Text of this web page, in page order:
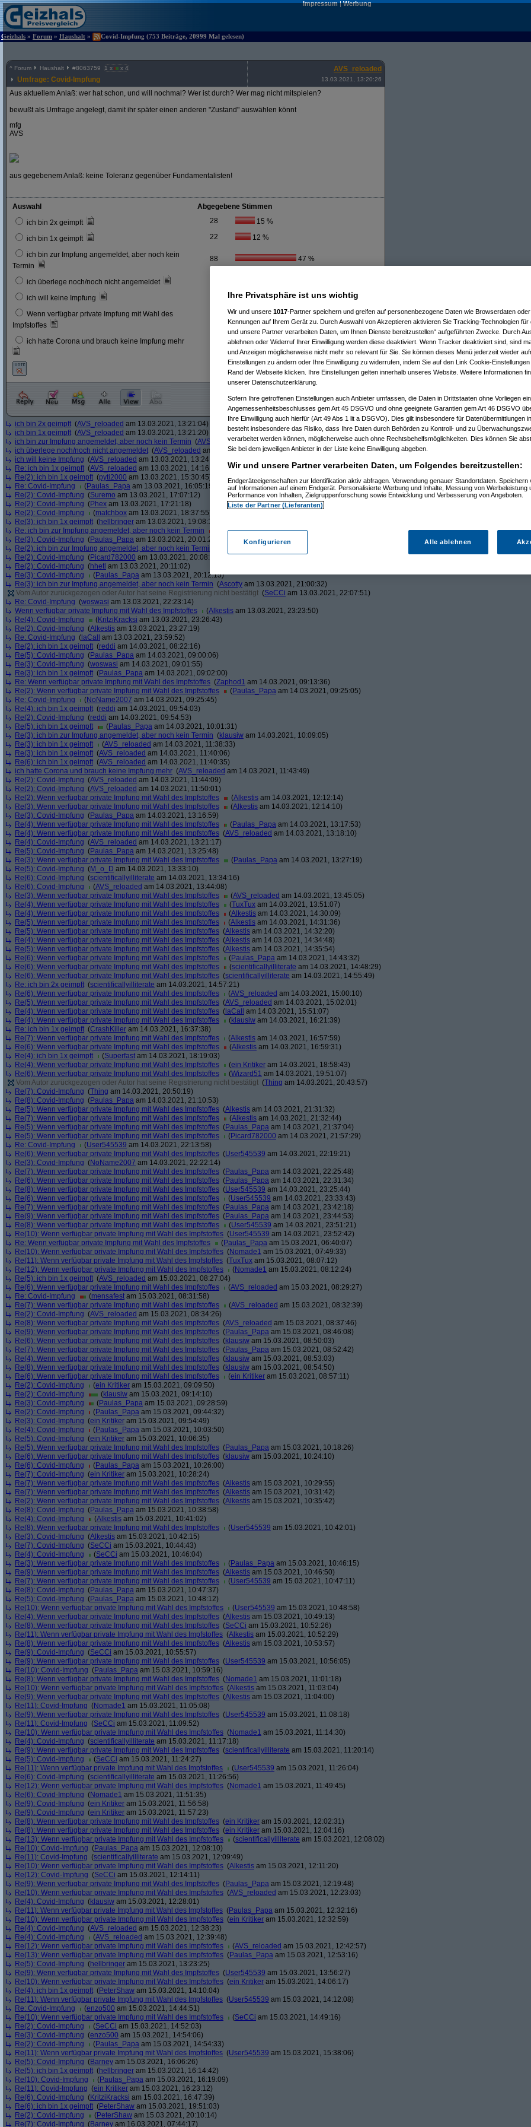
Impressum|Werbung
Geizhals » Forum » Haushalt » Covid-Impfung (753 Beiträge, 20999 Mal gelesen)
^ Forum Haushalt #8063759 1 x x 4
Umfrage: Covid-Impfung
AVS_reloaded
13.03.2021, 13:20:26
Aus aktuellem Anlaß: wer hat schon, und will nochmal? Wer ist durch? Wer mag nicht mitspielen?
bewußt als Umfrage angelegt, damit ihr später einen anderen "Zustand" auswählen könnt
mfg
AVS
aus gegebenem Anlaß: keine Toleranz gegenüber Fundamentalisten!
Auswahl
Abgegebene Stimmen
ich bin 2x geimpft
28 15 %
ich bin 1x geimpft 22 12 %
ich bin zur Impfung angemeldet, aber noch kein
Termin
88 47 %
ich überlege noch/noch nicht angemeldet
ich will keine Impfung 12 %
Wenn verfügbar private Impfung mit Wahl des
Impfstoffes
ich hatte Corona und brauch keine Impfung mehr 4 %
ich bin 2x geimpft (AVS_reloaded am 13.03.2021, 13:21:04)
ich bin 1x geimpft (AVS_reloaded am 13.03.2021, 13:21:20)
ich bin zur Impfung angemeldet, aber noch kein Termin (AVS_reloadedam 13.03.2021, 13:22:08)
ich überlege noch/noch nicht angemeldet (AVS_reloaded am 13.03.2021, 13:23:55)
ich will keine Impfung (AVS_reloaded am 13.03.2021, 13:24:12)
Re: ich bin 1x geimpft (AVS_reloaded am 13.03.2021, 14:16:51)
Re(2): ich bin 1x geimpft (pyti2000 am 13.03.2021, 15:30:45)
Re: Covid-Impfung
(Paulas_Papa am 13.03.2021, 16:05:19)
Re(2): Covid-Impfung (Suremo am 13.03.2021, 17:07:12)
Re(2): Covid-Impfung (Phex am 13.03.2021, 17:21:18)
Re(2): Covid-Impfung
(matchbox am 13.03.2021, 18:37:55)
Re(3): ich bin 1x geimpft (hellbringer am 13.03.2021, 19:08:15)
Re: ich bin zur Impfung angemeldet, aber noch kein Termin
Ascottyam 13.03.2021, 19:14:53)
Re(3): Covid-Impfung (Paulas_Papa am 13.03.2021, 20:01:29)
Re(2): ich bin zur Impfung angemeldet, aber noch kein Termin
Re(2): Covid-Impfung (Picard782000 am 13.03.2021, 20:08:50)
Re(2): Covid-Impfung (hhetl am 13.03.2021, 20:11:02)
Re(3): Covid-Impfung
(Paulas_Papa am 13.03.2021, 20:12:15)
Re(3): ich bin zur Impfung angemeldet, aber noch kein Termin (Ascotty am 13.03.2021, 21:00:32)
Vom Autor zurückgezogen oder Autor hat seine Registrierung nicht bestätigt (SeCCi am 13.03.2021, 22:07:51)
Re: Covid-Impfung (woswasi am 13.03.2021, 22:23:14)
Wenn verfügbar private Impfung mit Wahl des Impfstoffes
(Alkestis am 13.03.2021, 23:23:50)
Re(4): Covid-Impfung
(KritziKracksi am 13.03.2021, 23:26:43)
Re(2): Covid-Impfung (Alkestis am 13.03.2021, 23:27:19)
Re: Covid-Impfung ( laCall
am 13.03.2021, 23:59:52)
Re(2): ich bin 1x geimpft (reddi am 14.03.2021, 08:22:16)
Re(5): Covid-Impfung (Paulas_Papa am 14.03.2021, 09:00:06)
Re(3): Covid-Impfung (woswasi am 14.03.2021, 09:01:55)
Re(3): ich bin 1x geimpft (Paulas_Papa am 14.03.2021, 09:02:00)
Re: Wenn verfügbar private Impfung mit Wahl des Impfstoffes (Zaphod1 am 14.03.2021, 09:13:36)
Re(2): Wenn verfügbar private Impfung mit Wahl des Impfstoffes
(Paulas_Papa am 14.03.2021, 09:25:05)
Re: Covid-Impfung
(NoName2007 am 14.03.2021, 09:25:45)
Re(4): ich bin 1x geimpft (reddi am 14.03.2021, 09:54:03)
Re(2): Covid-Impfung (reddi am 14.03.2021, 09:54:53)
Re(5): ich bin 1x geimpft
(Paulas_Papa am 14.03.2021, 10:01:31)
Re(3): ich bin zur Impfung angemeldet, aber noch kein Termin (klausiw am 14.03.2021, 10:09:05)
Re(3): ich bin 1x geimpft
(AVS_reloaded am 14.03.2021, 11:38:33)
Re(3): ich bin 1x geimpft (AVS_reloaded am 14.03.2021, 11:40:06)
Re(6): ich bin 1x geimpft (AVS_reloaded am 14.03.2021, 11:40:35)
ich hatte Corona und brauch keine Impfung mehr (AVS_reloaded am 14.03.2021, 11:43:49)
Re(2): Covid-Impfung (AVS_reloaded am 14.03.2021, 11:44:09)
Re(2): Covid-Impfung (AVS_reloaded am 14.03.2021, 11:50:01)
Re(2): Wenn verfügbar private Impfung mit Wahl des Impfstoffes
(Alkestis am 14.03.2021, 12:12:14)
Re(3): Wenn verfügbar private Impfung mit Wahl des Impfstoffes
(Alkestis am 14.03.2021, 12:14:10)
Re(3): Covid-Impfung (Paulas_Papa am 14.03.2021, 13:16:59)
Re(4): Wenn verfügbar private Impfung mit Wahl des Impfstoffes
(Paulas_Papa am 14.03.2021, 13:17:53)
Re(4): Wenn verfügbar private Impfung mit Wahl des Impfstoffes (AVS_reloaded am 14.03.2021, 13:18:10)
Re(4): Covid-Impfung (AVS_reloaded am 14.03.2021, 13:21:17)
Re(5): Covid-Impfung (Paulas_Papa am 14.03.2021, 13:25:48)
Re(3): Wenn verfügbar private Impfung mit Wahl des Impfstoffes
(Paulas_Papa am 14.03.2021, 13:27:19)
Re(5): Covid-Impfung (M_o_D am 14.03.2021, 13:33:10)
Re(6): Covid-Impfung (scientificallyilliterate am 14.03.2021, 13:34:16)
Re(6): Covid-Impfung
(AVS_reloaded am 14.03.2021, 13:44:08)
Re(3): Wenn verfügbar private Impfung mit Wahl des Impfstoffes
(AVS_reloaded am 14.03.2021, 13:45:05)
Re(4): Wenn verfügbar private Impfung mit Wahl des Impfstoffes
(TuxTux am 14.03.2021, 13:51:07)
Re(4): Wenn verfügbar private Impfung mit Wahl des Impfstoffes
(Alkestis am 14.03.2021, 14:30:09)
Re(5): Wenn verfügbar private Impfung mit Wahl des Impfstoffes
(Alkestis am 14.03.2021, 14:31:36)
Re(5): Wenn verfügbar private Impfung mit Wahl des Impfstoffes (Alkestis am 14.03.2021, 14:32:20)
Re(4): Wenn verfügbar private Impfung mit Wahl des Impfstoffes (Alkestis am 14.03.2021, 14:34:48)
Re(5): Wenn verfügbar private Impfung mit Wahl des Impfstoffes (Alkestis am 14.03.2021, 14:35:54)
Re(6): Wenn verfügbar private Impfung mit Wahl des Impfstoffes
(Paulas_Papa am 14.03.2021, 14:43:32)
Re(6): Wenn verfügbar private Impfung mit Wahl des Impfstoffes
(scientificallyilliterate am 14.03.2021, 14:48:29)
Re(6): Wenn verfügbar private Impfung mit Wahl des Impfstoffes (scientificallyilliterate am 14.03.2021, 14:55:49)
Re: ich bin 2x geimpft (scientificallyilliterate am 14.03.2021, 14:57:21)
Re(6): Wenn verfügbar private Impfung mit Wahl des Impfstoffes
(AVS_reloaded am 14.03.2021, 15:00:10)
Re(5): Wenn verfügbar private Impfung mit Wahl des Impfstoffes (AVS_reloaded am 14.03.2021, 15:02:01)
Re(4): Wenn verfügbar private Impfung mit Wahl des Impfstoffes ( laCall
am 14.03.2021, 15:51:07)
Re(4): Wenn verfügbar private Impfung mit Wahl des Impfstoffes
(klausiw am 14.03.2021, 16:21:39)
Re: ich bin 1x geimpft (CrashKiller am 14.03.2021, 16:37:38)
Re(7): Wenn verfügbar private Impfung mit Wahl des Impfstoffes
(Alkestis am 14.03.2021, 16:57:59)
Re(6): Wenn verfügbar private Impfung mit Wahl des Impfstoffes
(Alkestis am 14.03.2021, 16:59:31)
Re(4): ich bin 1x geimpft
(Superfast am 14.03.2021, 18:19:03)
Re(4): Wenn verfügbar private Impfung mit Wahl des Impfstoffes
(ein Kritiker am 14.03.2021, 18:58:43)
Re(6): Wenn verfügbar private Impfung mit Wahl des Impfstoffes
(Wizard51 am 14.03.2021, 19:51:07)
Vom Autor zurückgezogen oder Autor hat seine Registrierung nicht bestätigt (Thing am 14.03.2021, 20:43:57)
Re(7): Covid-Impfung (Thing am 14.03.2021, 20:50:19)
Re(8): Covid-Impfung (Paulas_Papa am 14.03.2021, 21:10:53)
Re(5): Wenn verfügbar private Impfung mit Wahl des Impfstoffes (Alkestis am 14.03.2021, 21:31:32)
Re(7): Wenn verfügbar private Impfung mit Wahl des Impfstoffes
(Alkestis am 14.03.2021, 21:32:44)
Re(5): Wenn verfügbar private Impfung mit Wahl des Impfstoffes (Paulas_Papa am 14.03.2021, 21:37:04)
Re(5): Wenn verfügbar private Impfung mit Wahl des Impfstoffes
(Picard782000 am 14.03.2021, 21:57:29)
Re: Covid-Impfung
(User545539 am 14.03.2021, 22:13:58)
Re(6): Wenn verfügbar private Impfung mit Wahl des Impfstoffes (User545539 am 14.03.2021, 22:19:21)
Re(3): Covid-Impfung (NoName2007 am 14.03.2021, 22:22:14)
Re(7): Wenn verfügbar private Impfung mit Wahl des Impfstoffes (Paulas_Papa am 14.03.2021, 22:25:48)
Re(6): Wenn verfügbar private Impfung mit Wahl des Impfstoffes (Paulas_Papa am 14.03.2021, 22:31:34)
Re(8): Wenn verfügbar private Impfung mit Wahl des Impfstoffes (User545539 am 14.03.2021, 23:25:44)
Re(6): Wenn verfügbar private Impfung mit Wahl des Impfstoffes
(User545539 am 14.03.2021, 23:33:43)
Re(7): Wenn verfügbar private Impfung mit Wahl des Impfstoffes (Paulas_Papa am 14.03.2021, 23:42:18)
Re(9): Wenn verfügbar private Impfung mit Wahl des Impfstoffes (Paulas_Papa am 14.03.2021, 23:44:53)
Re(8): Wenn verfügbar private Impfung mit Wahl des Impfstoffes
(User545539 am 14.03.2021, 23:51:21)
Re(10): Wenn verfügbar private Impfung mit Wahl des Impfstoffes (User545539 am 14.03.2021, 23:52:42)
Re: Wenn verfügbar private Impfung mit Wahl des Impfstoffes
(Paulas_Papa am 15.03.2021, 06:40:07)
Re(10): Wenn verfügbar private Impfung mit Wahl des Impfstoffes (Nomade1 am 15.03.2021, 07:49:33)
Re(11): Wenn verfügbar private Impfung mit Wahl des Impfstoffes (TuxTux am 15.03.2021, 08:07:12)
Re(12): Wenn verfügbar private Impfung mit Wahl des Impfstoffes
(Nomade1 am 15.03.2021, 08:12:24)
Re(5): ich bin 1x geimpft (AVS_reloaded am 15.03.2021, 08:27:04)
Re(6): Wenn verfügbar private Impfung mit Wahl des Impfstoffes
(AVS_reloaded am 15.03.2021, 08:29:27)
Re: Covid-Impfung
(mensafest am 15.03.2021, 08:31:58)
Re(7): Wenn verfügbar private Impfung mit Wahl des Impfstoffes
(AVS_reloaded am 15.03.2021, 08:32:39)
Re(2): Covid-Impfung (AVS_reloaded am 15.03.2021, 08:34:26)
Re(8): Wenn verfügbar private Impfung mit Wahl des Impfstoffes (AVS_reloaded am 15.03.2021, 08:37:46)
Re(9): Wenn verfügbar private Impfung mit Wahl des Impfstoffes (Paulas_Papa am 15.03.2021, 08:46:08)
Re(6): Wenn verfügbar private Impfung mit Wahl des Impfstoffes (klausiw am 15.03.2021, 08:50:03)
Re(7): Wenn verfügbar private Impfung mit Wahl des Impfstoffes (Paulas_Papa am 15.03.2021, 08:52:42)
Re(4): Wenn verfügbar private Impfung mit Wahl des Impfstoffes (klausiw am 15.03.2021, 08:53:03)
Re(8): Wenn verfügbar private Impfung mit Wahl des Impfstoffes (klausiw am 15.03.2021, 08:54:50)
Re(6): Wenn verfügbar private Impfung mit Wahl des Impfstoffes
(ein Kritiker am 15.03.2021, 08:57:11)
Re(2): Covid-Impfung
(ein Kritiker am 15.03.2021, 09:09:50)
Re(2): Covid-Impfung
(klausiw am 15.03.2021, 09:14:10)
Re(3): Covid-Impfung
(Paulas_Papa am 15.03.2021, 09:28:59)
Re(2): Covid-Impfung
(Paulas_Papa am 15.03.2021, 09:44:32)
Re(3): Covid-Impfung (ein Kritiker am 15.03.2021, 09:54:49)
Re(4): Covid-Impfung
(Paulas_Papa am 15.03.2021, 10:03:50)
Re(5): Covid-Impfung (ein Kritiker am 15.03.2021, 10:06:35)
Re(5): Wenn verfügbar private Impfung mit Wahl des Impfstoffes (Paulas_Papa am 15.03.2021, 10:18:26)
Re(6): Wenn verfügbar private Impfung mit Wahl des Impfstoffes (klausiw am 15.03.2021, 10:24:10)
Re(6): Covid-Impfung
(Paulas_Papa am 15.03.2021, 10:26:00)
Re(7): Covid-Impfung (ein Kritiker am 15.03.2021, 10:28:24)
Re(7): Wenn verfügbar private Impfung mit Wahl des Impfstoffes (Alkestis am 15.03.2021, 10:29:55)
Re(7): Wenn verfügbar private Impfung mit Wahl des Impfstoffes (Alkestis am 15.03.2021, 10:31:42)
Re(2): Wenn verfügbar private Impfung mit Wahl des Impfstoffes (Alkestis am 15.03.2021, 10:35:42)
Re(8): Covid-Impfung (Paulas_Papa am 15.03.2021, 10:38:58)
Re(4): Covid-Impfung
(Alkestis am 15.03.2021, 10:41:02)
Re(8): Wenn verfügbar private Impfung mit Wahl des Impfstoffes
(User545539 am 15.03.2021, 10:42:01)
Re(3): Covid-Impfung (Alkestis am 15.03.2021, 10:42:15)
Re(7): Covid-Impfung (SeCCi am 15.03.2021, 10:44:43)
Re(4): Covid-Impfung
(SeCCi am 15.03.2021, 10:46:04)
Re(3): Wenn verfügbar private Impfung mit Wahl des Impfstoffes
(Paulas_Papa am 15.03.2021, 10:46:15)
Re(9): Wenn verfügbar private Impfung mit Wahl des Impfstoffes (Alkestis am 15.03.2021, 10:46:50)
Re(7): Wenn verfügbar private Impfung mit Wahl des Impfstoffes
(User545539 am 15.03.2021, 10:47:11)
Re(8): Covid-Impfung (Paulas_Papa am 15.03.2021, 10:47:37)
Re(5): Covid-Impfung (Paulas_Papa am 15.03.2021, 10:48:12)
Re(10): Wenn verfügbar private Impfung mit Wahl des Impfstoffes
(User545539 am 15.03.2021, 10:48:58)
Re(4): Wenn verfügbar private Impfung mit Wahl des Impfstoffes (Alkestis am 15.03.2021, 10:49:13)
Re(8): Wenn verfügbar private Impfung mit Wahl des Impfstoffes (SeCCi am 15.03.2021, 10:52:26)
Re(11): Wenn verfügbar private Impfung mit Wahl des Impfstoffes (Alkestis am 15.03.2021, 10:52:29)
Re(8): Wenn verfügbar private Impfung mit Wahl des Impfstoffes (Alkestis am 15.03.2021, 10:53:57)
Re(9): Covid-Impfung (SeCCi am 15.03.2021, 10:55:57)
Re(9): Wenn verfügbar private Impfung mit Wahl des Impfstoffes (User545539 am 15.03.2021, 10:56:05)
Re(10): Covid-Impfung (Paulas_Papa am 15.03.2021, 10:59:16)
Re(8): Wenn verfügbar private Impfung mit Wahl des Impfstoffes (Nomade1 am 15.03.2021, 11:01:18)
Re(10): Wenn verfügbar private Impfung mit Wahl des Impfstoffes (Alkestis am 15.03.2021, 11:03:04)
Re(9): Wenn verfügbar private Impfung mit Wahl des Impfstoffes (Alkestis am 15.03.2021, 11:04:00)
Re(11): Covid-Impfung (Nomade1 am 15.03.2021, 11:05:08)
Re(9): Wenn verfügbar private Impfung mit Wahl des Impfstoffes (User545539 am 15.03.2021, 11:08:18)
Re(11): Covid-Impfung (SeCCi am 15.03.2021, 11:09:52)
Re(10): Wenn verfügbar private Impfung mit Wahl des Impfstoffes (Nomade1 am 15.03.2021, 11:14:30)
Re(4): Covid-Impfung (scientificallyilliterate am 15.03.2021, 11:17:18)
Re(9): Wenn verfügbar private Impfung mit Wahl des Impfstoffes (scientificallyilliterate am 15.03.2021, 11:20:14)
Re(5): Covid-Impfung
(SeCCi am 15.03.2021, 11:24:27)
Re(11): Wenn verfügbar private Impfung mit Wahl des Impfstoffes
(User545539 am 15.03.2021, 11:26:04)
Re(6): Covid-Impfung (scientificallyilliterate am 15.03.2021, 11:26:56)
Re(12): Wenn verfügbar private Impfung mit Wahl des Impfstoffes (Nomade1 am 15.03.2021, 11:49:45)
Re(6): Covid-Impfung (Nomade1 am 15.03.2021, 11:51:35)
Re(9): Covid-Impfung (ein Kritiker am 15.03.2021, 11:56:58)
Re(9): Covid-Impfung (ein Kritiker am 15.03.2021, 11:57:23)
Re(8): Wenn verfügbar private Impfung mit Wahl des Impfstoffes (ein Kritiker am 15.03.2021, 12:02:31)
Re(8): Wenn verfügbar private Impfung mit Wahl des Impfstoffes (ein Kritiker am 15.03.2021, 12:04:16)
Re(13): Wenn verfügbar private Impfung mit Wahl des Impfstoffes
(scientificallyilliterate am 15.03.2021, 12:08:02)
Re(10): Covid-Impfung (Paulas_Papa am 15.03.2021, 12:08:10)
Re(11): Covid-Impfung (scientificallyilliterate am 15.03.2021, 12:09:49)
Re(10): Wenn verfügbar private Impfung mit Wahl des Impfstoffes (Alkestis am 15.03.2021, 12:11:20)
Re(12): Covid-Impfung (SeCCi am 15.03.2021, 12:14:11)
Re(9): Wenn verfügbar private Impfung mit Wahl des Impfstoffes (Paulas_Papa am 15.03.2021, 12:19:48)
Re(10): Wenn verfügbar private Impfung mit Wahl des Impfstoffes (AVS_reloaded am 15.03.2021, 12:23:03)
Re(4): Covid-Impfung (klausiw am 15.03.2021, 12:28:01)
Re(11): Wenn verfügbar private Impfung mit Wahl des Impfstoffes (Paulas_Papa am 15.03.2021, 12:32:16)
Re(10): Wenn verfügbar private Impfung mit Wahl des Impfstoffes (ein Kritiker am 15.03.2021, 12:32:59)
Re(4): Covid-Impfung (AVS_reloaded am 15.03.2021, 12:38:23)
Re(4): Covid-Impfung
(AVS_reloaded am 15.03.2021, 12:39:48)
Re(12): Wenn verfügbar private Impfung mit Wahl des Impfstoffes
(AVS_reloaded am 15.03.2021, 12:42:57)
Re(13): Wenn verfügbar private Impfung mit Wahl des Impfstoffes (Paulas_Papa am 15.03.2021, 12:53:16)
Re(5): Covid-Impfung (hellbringer am 15.03.2021, 13:23:25)
Re(9): Wenn verfügbar private Impfung mit Wahl des Impfstoffes (User545539 am 15.03.2021, 13:56:27)
Re(10): Wenn verfügbar private Impfung mit Wahl des Impfstoffes (ein Kritiker am 15.03.2021, 14:06:17)
Re(4): ich bin 1x geimpft (PeterShaw am 15.03.2021, 14:10:04)
Re(11): Wenn verfügbar private Impfung mit Wahl des Impfstoffes (User545539 am 15.03.2021, 14:12:08)
Re: Covid-Impfung
(enzo500 am 15.03.2021, 14:44:51)
Re(10): Wenn verfügbar private Impfung mit Wahl des Impfstoffes
(SeCCi am 15.03.2021, 14:49:16)
Re(2): Covid-Impfung
(SeCCi am 15.03.2021, 14:52:03)
Re(3): Covid-Impfung (enzo500 am 15.03.2021, 14:54:06)
Re(2): Covid-Impfung
(Paulas_Papa am 15.03.2021, 14:54:33)
Re(11): Wenn verfügbar private Impfung mit Wahl des Impfstoffes (User545539 am 15.03.2021, 15:38:06)
Re(5): Covid-Impfung (Barney am 15.03.2021, 16:06:26)
Re(5): ich bin 1x geimpft (hellbringer am 15.03.2021, 16:14:42)
Re(10): Covid-Impfung
(Paulas_Papa am 15.03.2021, 16:19:09)
Re(11): Covid-Impfung (ein Kritiker am 15.03.2021, 16:23:12)
Re(6): Covid-Impfung (KritziKracksi am 15.03.2021, 16:47:39)
Re(6): ich bin 1x geimpft (PeterShaw am 15.03.2021, 19:51:03)
Re(2): Covid-Impfung
(PeterShaw am 15.03.2021, 20:10:14)
Re(7): Covid-Impfung (Barney am 16.03.2021, 07:44:17)
Ihre Privatsphäre ist uns wichtig
Wir und unsere 1017-Partner speichern und greifen auf personenbezogene Daten wie Browserdaten
Kennungen auf Ihrem Gerät zu. Durch Auswahl von Akzeptieren aktivieren Sie Tracking-Technologien für
und unsere Partner verarbeiten Daten, um Ihnen Dienste bereitzustellen“ aufgeführten Zwecke. Durch
ablehnen oder Widerruf Ihrer Einwilligung werden diese deaktiviert. Wenn Tracker deaktiviert sind, sind
und Anzeigen möglicherweise nicht mehr so relevant für Sie. Sie können dieses Menü jederzeit wieder
Einstellungen zu ändern oder Ihre Einwilligung zu widerrufen, indem Sie auf den Link Cookie-
Rand der Webseite klicken. Ihre Einstellungen gelten innerhalb unseres Website. Weitere Informationen
unserer Datenschutzerklärung.
Sofern Ihre getroffenen Einstellungen auch Anbieter umfassen, die Daten in Drittstaaten ohne Vorliegen
Angemessenheitsbeschlusses gem Art 45 DSGVO und ohne geeignete Garantien gem Art 46 DSGVO
Ihre Einwilligung auch hierfür (Art 49 Abs 1 lit a DSGVO). Dies gilt insbesondere für Datenübermittlungen
besteht insbesondere das Risiko, dass Ihre Daten durch Behörden zu Kontroll- und zu
verarbeitet werden können, möglicherweise auch ohne Rechtsbehelfsmöglichkeiten. Dies können Sie
Sie bei dem jeweiligen Anbieter in der Liste keine Einwilligung abgeben.
Wir und unsere Partner verarbeiten Daten, um Folgendes bereitzustellen:
Endgeräteeigenschaften zur Identifikation aktiv abfragen. Verwendung genauer Standortdaten. Speichern
auf Informationen auf einem Endgerät. Personalisierte Werbung und Inhalte, Messung von Werbeleistung
Performance von Inhalten, Zielgruppenforschung sowie Entwicklung und Verbesserung von Angeboten.
Liste der Partner (Lieferanten)
Konfigurieren Alle ablehnen